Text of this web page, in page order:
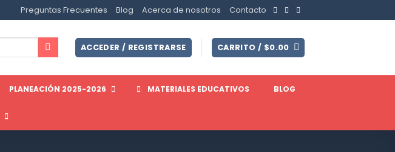
Preguntas Frecuentes Blog Acerca de nosotros Contacto
ACCEDER / REGISTRARSE CARRITO / $0.00
PLANEACIÓN 2025-2026 MATERIALES EDUCATIVOS BLOG